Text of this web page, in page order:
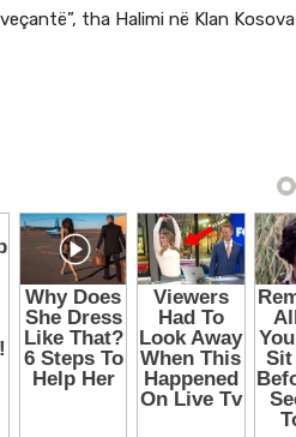
tha Halimi në Klan Kosova